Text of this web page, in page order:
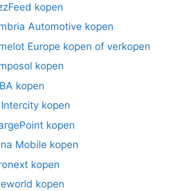
kopen
Automotive kopen
Europe kopen of verkopen
kopen
kopen
kopen
kopen
Mobile kopen
kopen
kopen